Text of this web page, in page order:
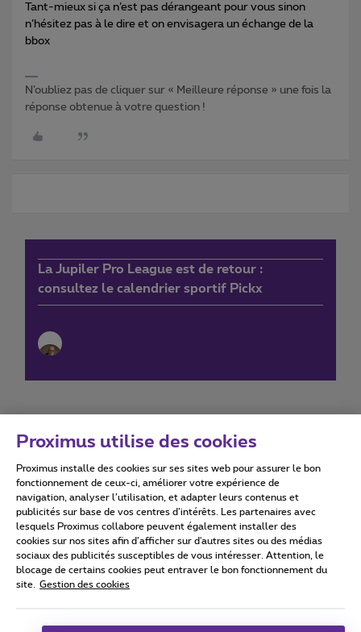
Tant-mieux si ça n’est pas dérangeant pour vous sinon
n’hésitez pas à le dire et on envisagera un échange de la
bbox
N’oubliez pas de cliquer sur « Meilleure réponse » une fois la
réponse obtenue à votre question !
La Jupiler Pro League est de retour :
consultez le calendrier sportif Pickx
Conditions d'utilisation Accessibility statement
Tous droits réservés. © 2026
Conditions générales, info consommateur
Proximus utilise des cookies
Proximus installe des cookies sur ses sites web pour assurer le bon
fonctionnement de ceux-ci, améliorer votre expérience de
navigation, analyser l’utilisation, et adapter leurs contenus et
publicités sur base de vos centres d’intérêts. Les partenaires avec
lesquels Proximus collabore peuvent également installer des
cookies sur nos sites afin d’afficher sur d'autres sites ou des médias
sociaux des publicités susceptibles de vous intéresser. Attention, le
blocage de certains cookies peut entraver le bon fonctionnement du
site.
Gestion des cookies